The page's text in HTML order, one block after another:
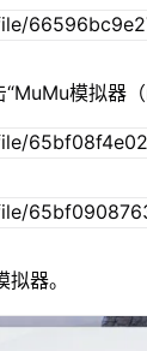
模拟器
器。